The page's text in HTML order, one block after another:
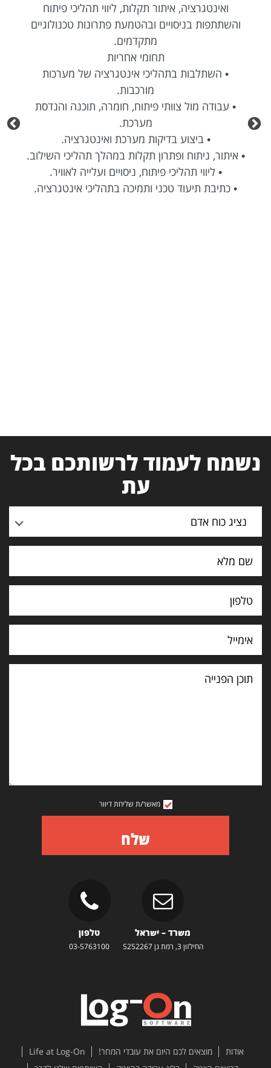
ואינטגרציה, איתור תקלות, ליווי תהליכי פיתוח
והשתתפות בניסויים ובהטמעת פתרונות טכנולוגיים
מתקדמים.
תחומי אחריות
• השתלבות בתהליכי אינטגרציה של מערכות
מורכבות.
• עבודה מול צוותי פיתוח, חומרה, תוכנה והנדסת
מערכת.
• ביצוע בדיקות מערכת ואינטגרציה.
• איתור, ניתוח ופתרון תקלות במהלך תהליכי השילוב.
• ליווי תהליכי פיתוח, ניסויים ועלייה לאוויר.
• כתיבת תיעוד טכני ותמיכה בתהליכי אינטגרציה.
נשמח לעמוד לרשותכם בכל
עת
נציג כוח אדם
תוכן
הפנייה
מאשר/ת שליחת דיוור
שלח
משרד – ישראל
החילזון 3, רמת גן 5252267
טלפון
03-5763100
אודות מוצאים לכם היום את עובדי המחר!
Life at Log-On